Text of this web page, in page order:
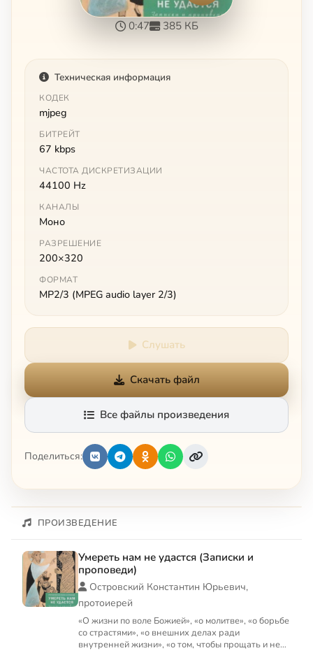
0:47 385 КБ
Техническая информация
КОДЕК
mjpeg
БИТРЕЙТ
67 kbps
ЧАСТОТА ДИСКРЕТИЗАЦИИ
44100 Hz
КАНАЛЫ
Моно
РАЗРЕШЕНИЕ
200×320
ФОРМАТ
MP2/3 (MPEG audio layer 2/3)
Слушать
Скачать файл
Все файлы произведения
Поделиться:
ПРОИЗВЕДЕНИЕ
Умереть нам не удастся (Записки и
проповеди)
Островский Константин Юрьевич,
протоиерей
«О жизни по воле Божией», «о молитве», «о борьбе
со страстями», «о внешних делах ради
внутренней жизни», «о том, чтобы прощать и не